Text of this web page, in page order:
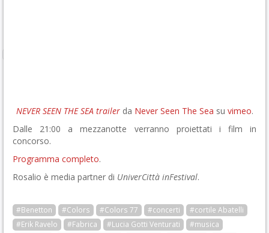
NEVER SEEN THE SEA trailerda Never Seen The Sea su vimeo.
Dalle 21:00 a mezzanotte verranno proiettati i film in
concorso.
Programma completo.
Rosalio è media partner di UniverCittà inFestival.
#Benetton #Colors #Colors 77 #concerti
#cortile Abatelli
#Erik Ravelo
#Fabrica #Lucia Gotti Venturati
#musica